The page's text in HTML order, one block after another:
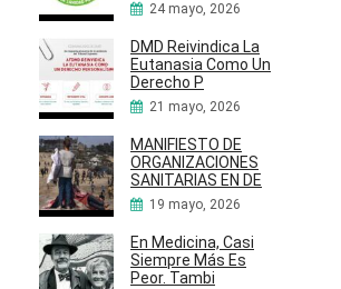
24 mayo, 2026
DMD Reivindica La
Eutanasia Como Un
Derecho P
21 mayo, 2026
MANIFIESTO DE
ORGANIZACIONES
SANITARIAS EN DE
19 mayo, 2026
En Medicina, Casi
Siempre Más Es
Peor. Tambi